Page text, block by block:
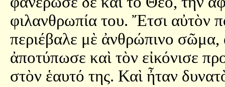
φιλανθρωπία του. Ἔτσι αὐτὸν
περιέβαλε μὲ ἀνθρώπινο
ἀποτύπωσε καὶ τὸν εἰκόνισε
στὸν ἑαυτό της. Καὶ ἦταν